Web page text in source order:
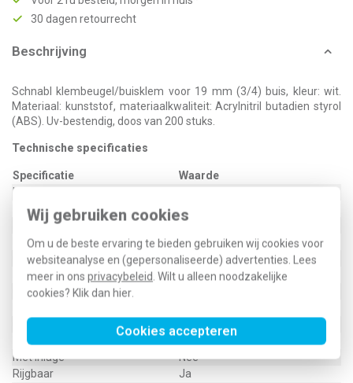
Wij gebruiken cookies
Om u de beste ervaring te bieden gebruiken wij cookies voor
websiteanalyse en (gepersonaliseerde) advertenties. Lees
meer in ons privacybeleid. Wilt u alleen noodzakelijke
cookies? Klik dan hier.
Cookies accepteren
30 dagen retourrecht
Beschrijving
Schnabl klembeugel/buisklem voor 19 mm (3/4) buis, kleur: wit.
Materiaal: kunststof, materiaalkwaliteit: Acrylnitril butadien styrol
(ABS). Uv-bestendig, doos van 200 stuks.
Technische specificaties
Specificatie
Waarde
Kleur
UV-bestendig
Halogeenvrij
Ja
Max. aantal buizen
1
Gesloten
Nee
Materiaalkwaliteit
Acrylnitril butadien styrol (ABS)
Gebruikstemperatuur
Geschikt voor buisdiameter
17,6 - 18,6 Millimeter (mm)
Bevestigingswijze
Overig
Met inlage
Nee
Rijgbaar
Ja